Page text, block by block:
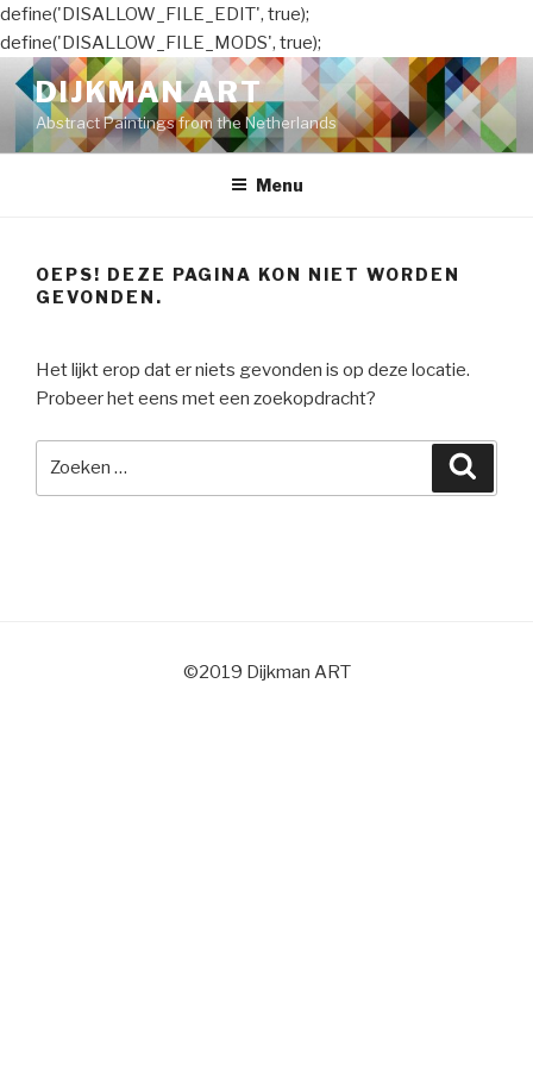
define('DISALLOW_FILE_EDIT', true);
define('DISALLOW_FILE_MODS', true);
Naar
de
inhoud
springen
DIJKMAN ART
Abstract Paintings from the Netherlands
Menu
OEPS! DEZE PAGINA KON NIET WORDEN
GEVONDEN.
Het lijkt erop dat er niets gevonden is op deze locatie.
Probeer het eens met een zoekopdracht?
©2019 Dijkman ART